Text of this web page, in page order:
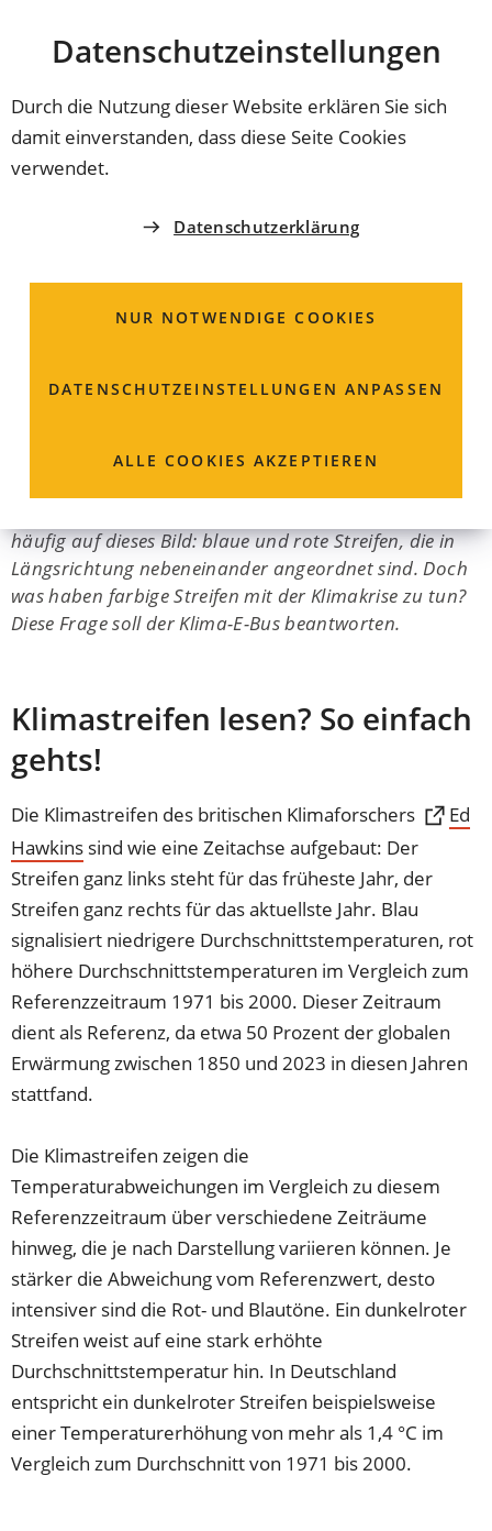
Datenschutz­einstellungen
Durch die Nutzung dieser Website erklären Sie sich
damit einverstanden, dass diese Seite Cookies
verwendet.
Datenschutzerklärung
NUR NOTWENDIGE COOKIES
DATENSCHUTZ­EINSTELLUNGEN ANPASSEN
ALLE COOKIES AKZEPTIEREN
INHALT ANSPRINGEN
Coburg
Projekt: Klima-E-Bus
häufig auf dieses Bild: blaue und rote Streifen, die in
Längsrichtung nebeneinander angeordnet sind. Doch
was haben farbige Streifen mit der Klimakrise zu tun?
Diese Frage soll der Klima-E-Bus beantworten.
Klimastreifen lesen? So einfach
gehts!
Die Klimastreifen des britischen Klimaforschers
Ed
Hawkins
(Öffnet
in
einem
neuen
Tab)
sind wie eine Zeitachse aufgebaut: Der
Streifen ganz links steht für das früheste Jahr, der
Streifen ganz rechts für das aktuellste Jahr. Blau
signalisiert niedrigere Durchschnittstemperaturen, rot
höhere Durchschnittstemperaturen im Vergleich zum
Referenzzeitraum 1971 bis 2000. Dieser Zeitraum
dient als Referenz, da etwa 50 Prozent der globalen
Erwärmung zwischen 1850 und 2023 in diesen Jahren
stattfand.
Die Klimastreifen zeigen die
Temperaturabweichungen im Vergleich zu diesem
Referenzzeitraum über verschiedene Zeiträume
hinweg, die je nach Darstellung variieren können. Je
stärker die Abweichung vom Referenzwert, desto
intensiver sind die Rot- und Blautöne. Ein dunkelroter
Streifen weist auf eine stark erhöhte
Durchschnittstemperatur hin. In Deutschland
entspricht ein dunkelroter Streifen beispielsweise
einer Temperaturerhöhung von mehr als 1,4 °C im
Vergleich zum Durchschnitt von 1971 bis 2000.